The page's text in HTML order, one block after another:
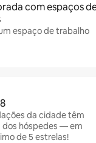
com espaços
espaço de trabalho
da cidade têm
dos hóspedes — em
de 5 estrelas!